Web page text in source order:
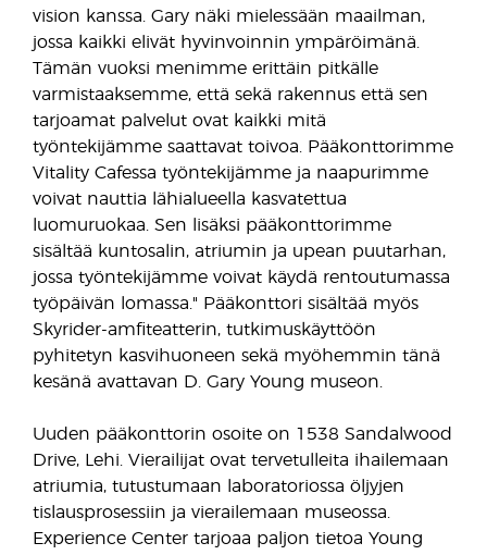
vision kanssa. Gary näki mielessään maailman,
jossa kaikki elivät hyvinvoinnin ympäröimänä.
Tämän vuoksi menimme erittäin pitkälle
varmistaaksemme, että sekä rakennus että sen
tarjoamat palvelut ovat kaikki mitä
työntekijämme saattavat toivoa. Pääkonttorimme
Vitality Cafessa työntekijämme ja naapurimme
voivat nauttia lähialueella kasvatettua
luomuruokaa. Sen lisäksi pääkonttorimme
sisältää kuntosalin, atriumin ja upean puutarhan,
jossa työntekijämme voivat käydä rentoutumassa
työpäivän lomassa." Pääkonttori sisältää myös
Skyrider-amfiteatterin, tutkimuskäyttöön
pyhitetyn kasvihuoneen sekä myöhemmin tänä
kesänä avattavan D. Gary Young museon.
Uuden pääkonttorin osoite on 1538 Sandalwood
Drive, Lehi. Vierailijat ovat tervetulleita ihailemaan
atriumia, tutustumaan laboratoriossa öljyjen
tislausprosessiin ja vierailemaan museossa.
Experience Center tarjoaa paljon tietoa Young